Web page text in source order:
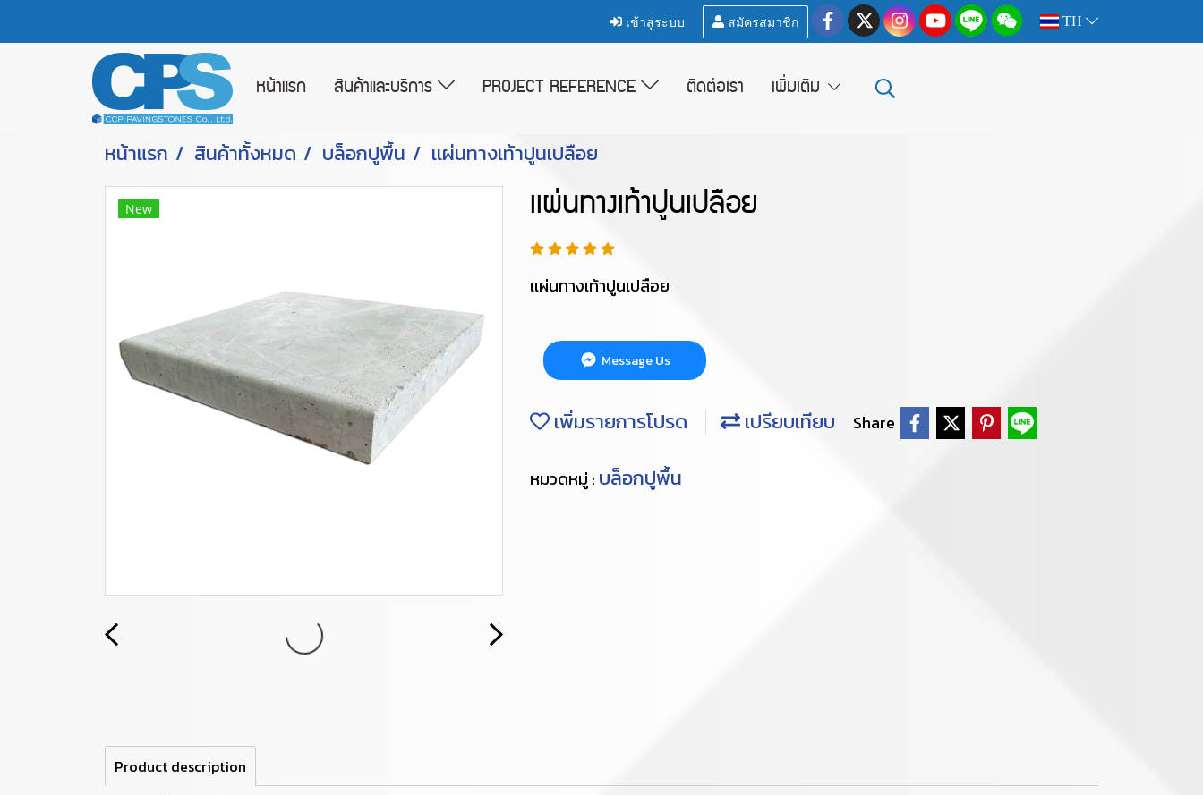
เข้าสู่ระบบ สมัครสมาชิก TH
หน้าแรก สินค้าและบริการ PROJECT REFERENCE ติดต่อเรา เพิ่มเติม
หน้าแรก สินค้าทั้งหมด บล็อกปูพื้น เเผ่นทางเท้าปูนเปลือย
New เเผ่นทางเท้าปูนเปลือย
เเผ่นทางเท้าปูนเปลือย
Message Us
เพิ่มรายการโปรด เปรียบเทียบ Share
หมวดหมู่ : บล็อกปูพื้น
Product description